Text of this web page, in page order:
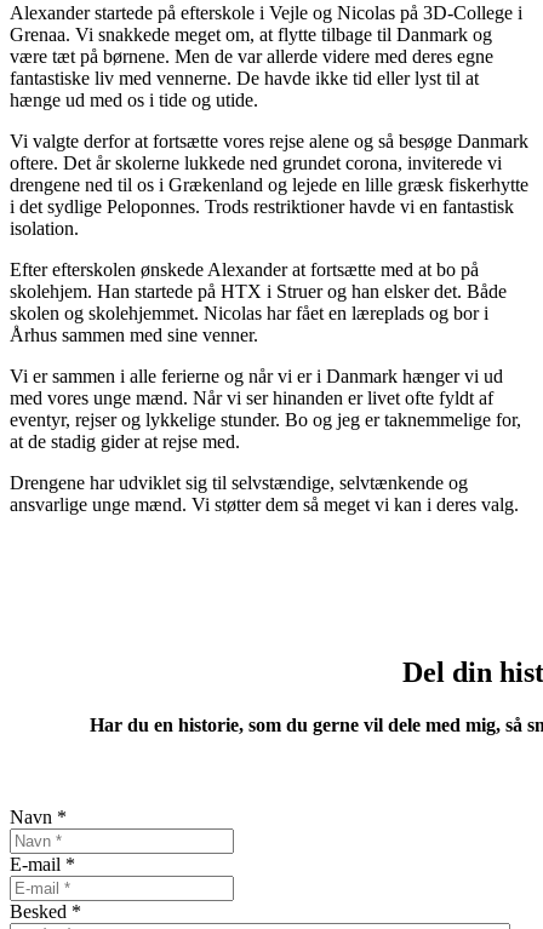
Alexander startede på efterskole i Vejle og Nicolas på 3D-College i
Grenaa. Vi snakkede meget om, at flytte tilbage til Danmark og
være tæt på børnene. Men de var allerde videre med deres egne
fantastiske liv med vennerne. De havde ikke tid eller lyst til at
hænge ud med os i tide og utide.
Vi valgte derfor at fortsætte vores rejse alene og så besøge Danmark
oftere. Det år skolerne lukkede ned grundet corona, inviterede vi
drengene ned til os i Grækenland og lejede en lille græsk fiskerhytte
i det sydlige Peloponnes. Trods restriktioner havde vi en fantastisk
isolation.
Efter efterskolen ønskede Alexander at fortsætte med at bo på
skolehjem. Han startede på HTX i Struer og han elsker det. Både
skolen og skolehjemmet. Nicolas har fået en læreplads og bor i
Århus sammen med sine venner.
Vi er sammen i alle ferierne og når vi er i Danmark hænger vi ud
med vores unge mænd. Når vi ser hinanden er livet ofte fyldt af
eventyr, rejser og lykkelige stunder. Bo og jeg er taknemmelige for,
at de stadig gider at rejse med.
Drengene har udviklet sig til selvstændige, selvtænkende og
ansvarlige unge mænd. Vi støtter dem så meget vi kan i deres valg.
Del din
Har du en historie, som du gerne vil dele med mig, så
Navn *
E-mail *
Besked *